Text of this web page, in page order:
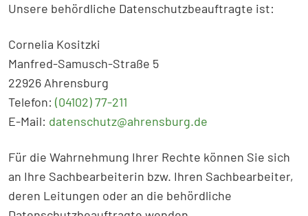
Unsere behördliche Datenschutzbeauftragte ist:
Cornelia Kositzki
Manfred-Samusch-Straße 5
22926 Ahrensburg
Telefon: (04102) 77-211
E-Mail: datenschutz@ahrensburg.de
Für die Wahrnehmung Ihrer Rechte können Sie sich
an Ihre Sachbearbeiterin bzw. Ihren Sachbearbeiter,
deren Leitungen oder an die behördliche